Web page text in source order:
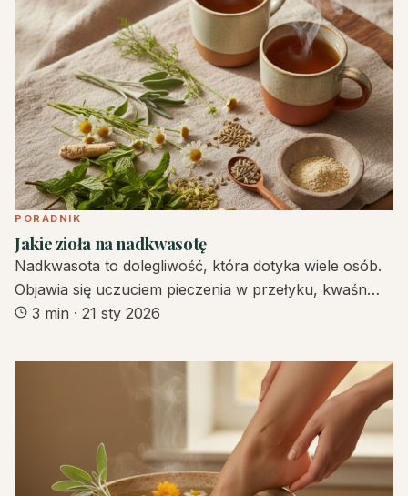
PORADNIK
Jakie zioła na nadkwasotę
Nadkwasota to dolegliwość, która dotyka wiele osób.
Objawia się uczuciem pieczenia w przełyku, kwaśn…
3 min · 21 sty 2026